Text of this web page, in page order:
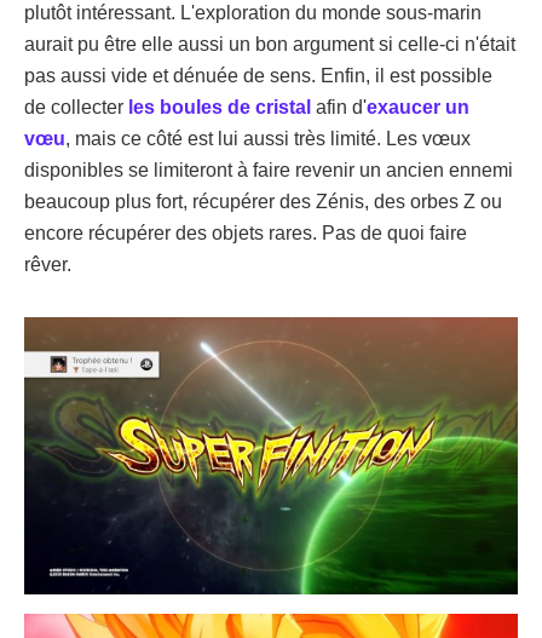
plutôt intéressant. L'exploration du monde sous-marin
aurait pu être elle aussi un bon argument si celle-ci n'était
pas aussi vide et dénuée de sens. Enfin, il est possible
de collecter les boules de cristal afin d'exaucer un
vœu, mais ce côté est lui aussi très limité. Les vœux
disponibles se limiteront à faire revenir un ancien ennemi
beaucoup plus fort, récupérer des Zénis, des orbes Z ou
encore récupérer des objets rares. Pas de quoi faire
rêver.